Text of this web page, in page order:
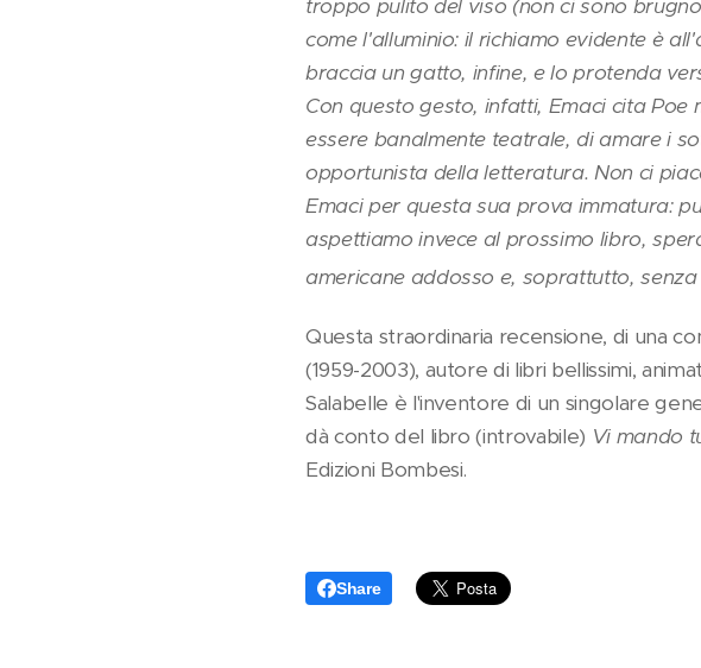
troppo pulito del viso (non ci sono
come l'alluminio: il richiamo evidente è
braccia un gatto, infine, e lo protenda
Con questo gesto, infatti, Emaci cita
essere banalmente teatrale, di amare i
opportunista della letteratura. Non ci
Emaci per questa sua prova immatura:
aspettiamo invece al prossimo libro,
americane addosso e, soprattutto,
Questa straordinaria recensione, di una
(1959-2003), autore di libri bellissimi,
Salabelle è l'inventore di un singolare
dà conto del libro (introvabile) Vi mando
Edizioni Bombesi.
Share